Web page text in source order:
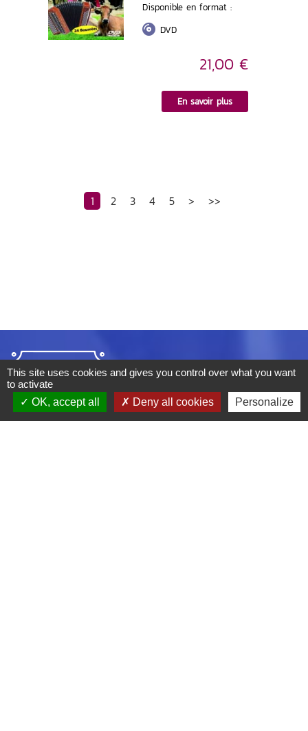
Disponible en format :
DVD
21,00 €
En savoir plus
1 2 3 4 5 > >>
This site uses cookies and gives you control over what you want
to activate
OK, accept all
Deny all cookies Personalize